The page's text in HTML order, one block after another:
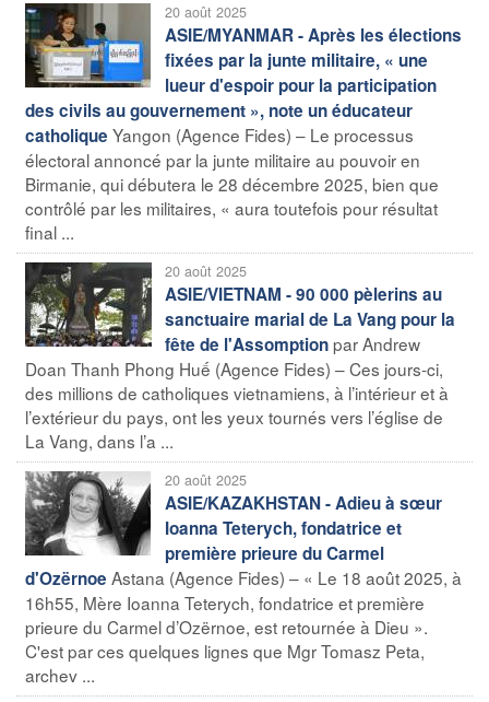
20 août 2025
ASIE/MYANMAR - Après les élections
fixées par la junte militaire, « une
lueur d'espoir pour la participation
des civils au gouvernement », note un éducateur
catholique Yangon (Agence Fides) – Le processus
électoral annoncé par la junte militaire au pouvoir en
Birmanie, qui débutera le 28 décembre 2025, bien que
contrôlé par les militaires, « aura toutefois pour résultat
final ...
20 août 2025
ASIE/VIETNAM - 90 000 pèlerins au
sanctuaire marial de La Vang pour la
fête de l'Assomptionpar Andrew
Doan Thanh Phong Huế (Agence Fides) – Ces jours-ci,
des millions de catholiques vietnamiens, à l’intérieur et à
l’extérieur du pays, ont les yeux tournés vers l’église de
La Vang, dans l’a ...
20 août 2025
ASIE/KAZAKHSTAN - Adieu à sœur
Ioanna Teterych, fondatrice et
première prieure du Carmel
d'Ozërnoe Astana (Agence Fides) – « Le 18 août 2025, à
16h55, Mère Ioanna Teterych, fondatrice et première
prieure du Carmel d’Ozërnoe, est retournée à Dieu ».
C'est par ces quelques lignes que Mgr Tomasz Peta,
archev ...